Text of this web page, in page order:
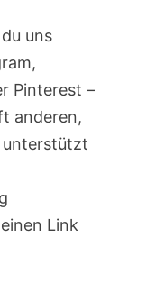
uns
Pinterest –
anderen,
unterstützt
Link